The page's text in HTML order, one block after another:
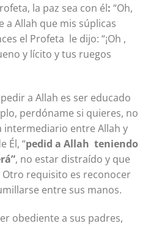
la paz sea con él: “Oh,
a Allah que mis súplicas
el Profeta le dijo: “¡Oh ,
y lícito y tus ruegos
a Allah es ser educado
perdóname si quieres, no
intermediario entre Allah y
Él, “pedid a Allah teniendo
, no estar distraído y que
requisito es reconocer
entre sus manos.
obediente a sus padres,